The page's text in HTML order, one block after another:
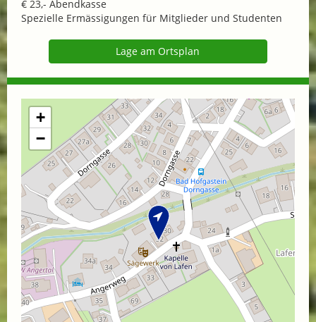
€ 23,- Abendkasse
Spezielle Ermässigungen für Mitglieder und Studenten
Lage am Ortsplan
+
−